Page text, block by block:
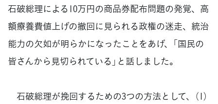
石破総理による10万円の商品券配布問題の発覚、高
額療養費値上げの撤回に見られる政権の迷走、統治
能力の欠如が明らかになったことをあげ、「国民の
皆さんから見切られている」と話しました。
石破総理が挽回するための3つの方法として、（1）